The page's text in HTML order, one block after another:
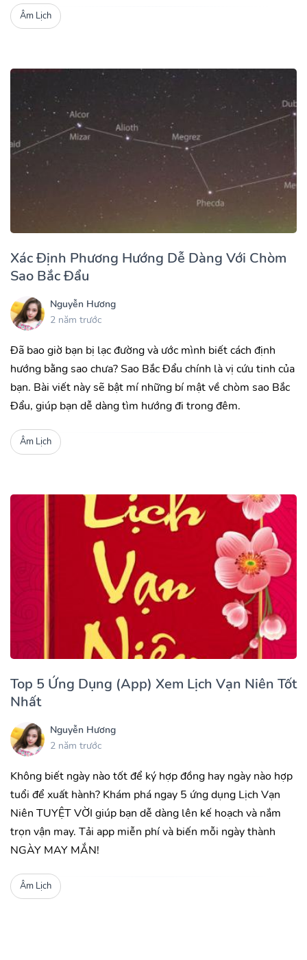
Âm Lịch
Xác Định Phương Hướng Dễ Dàng Với Chòm
Sao Bắc Đẩu
Nguyễn Hương
2 năm trước
Đã bao giờ bạn bị lạc đường và ước mình biết cách định
hướng bằng sao chưa? Sao Bắc Đẩu chính là vị cứu tinh của
bạn. Bài viết này sẽ bật mí những bí mật về chòm sao Bắc
Đẩu, giúp bạn dễ dàng tìm hướng đi trong đêm.
Âm Lịch
Top 5 Ứng Dụng (App) Xem Lịch Vạn Niên Tốt
Nhất
Nguyễn Hương
2 năm trước
Không biết ngày nào tốt để ký hợp đồng hay ngày nào hợp
tuổi để xuất hành? Khám phá ngay 5 ứng dụng Lịch Vạn
Niên TUYỆT VỜI giúp bạn dễ dàng lên kế hoạch và nắm
trọn vận may. Tải app miễn phí và biến mỗi ngày thành
NGÀY MAY MẮN!
Âm Lịch